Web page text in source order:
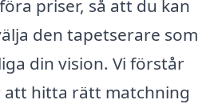
priser, så att du kan
den tapetserare som
din vision. Vi förstår
hitta rätt matchning